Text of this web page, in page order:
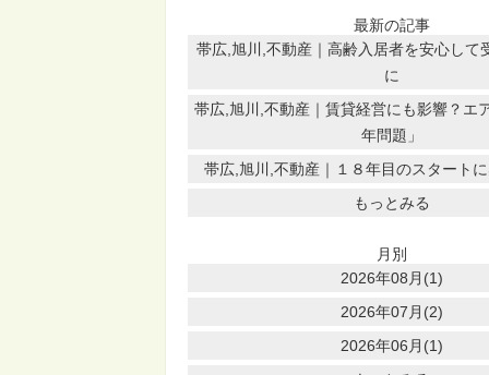
最新の記事
帯広,旭川,不動産｜高齢入居者を安心して
に
帯広,旭川,不動産｜賃貸経営にも影響？エ
年問題」
帯広,旭川,不動産｜１８年目のスタート
もっとみる
月別
2026年08月(1)
2026年07月(2)
2026年06月(1)